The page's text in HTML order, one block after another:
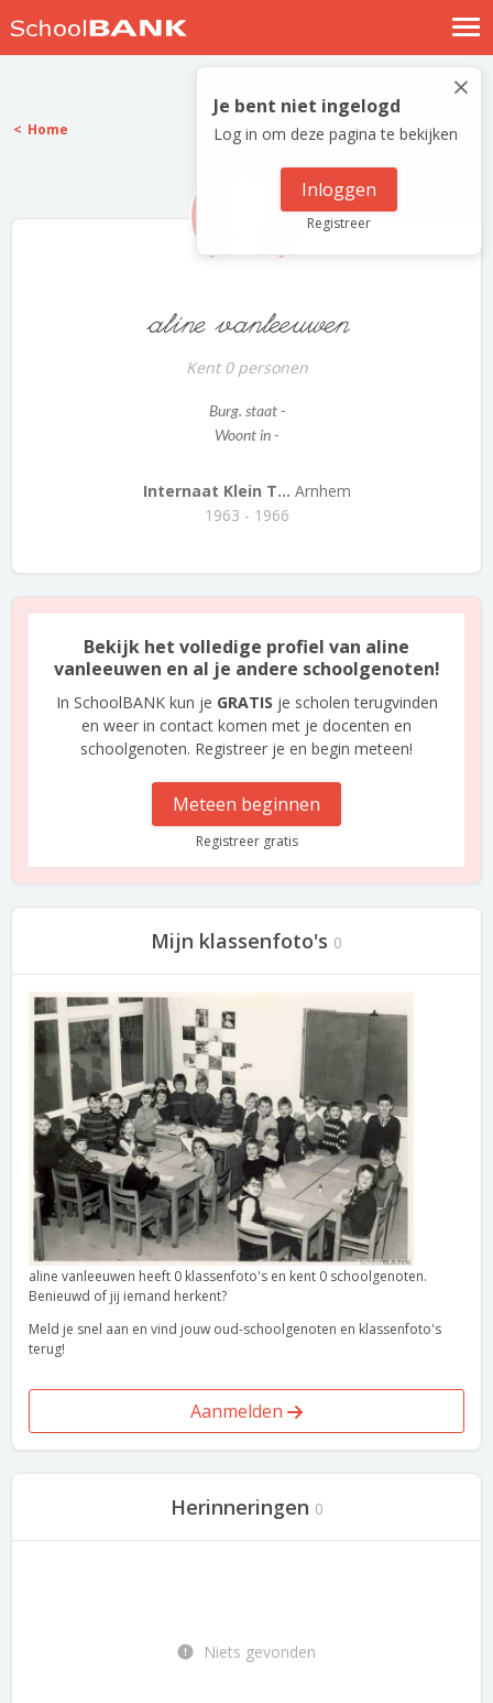
Nostalgische verhalen
Log in
Meld je gratis aan
×
Je bent niet ingelogd
Log in om deze pagina te bekijken
Inloggen
Registreer
Home
aline vanleeuwen
Kent 0 personen
Burg. staat -
Woont in -
Internaat Klein T... Arnhem
1963 - 1966
Bekijk het volledige profiel van aline
vanleeuwen en al je andere schoolgenoten!
In SchoolBANK kun je GRATIS je scholen terugvinden
en weer in contact komen met je docenten en
schoolgenoten. Registreer je en begin meteen!
Meteen beginnen
Registreer gratis
Mijn klassenfoto's 0
aline vanleeuwen heeft 0 klassenfoto's en kent 0 schoolgenoten.
Benieuwd of jij iemand herkent?
Meld je snel aan en vind jouw oud-schoolgenoten en klassenfoto's
terug!
Aanmelden
Herinneringen 0
Niets gevonden